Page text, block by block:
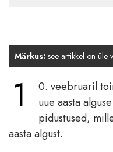
Märkus: see artikkel on üle
1
0. veebruaril
uue aasta
pidustused,
aasta algust.